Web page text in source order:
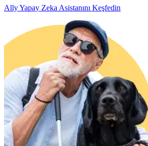
Ally Yapay Zeka Asistanını Keşfedin